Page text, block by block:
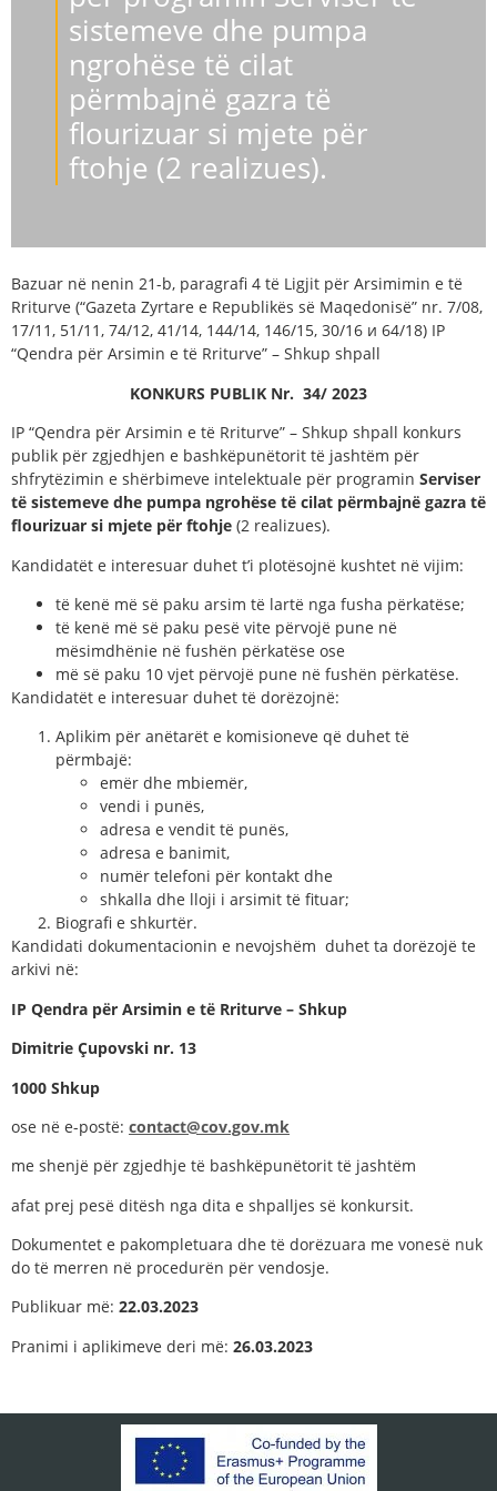
sistemeve dhe pumpa
ngrohëse të cilat
përmbajnë gazra të
flourizuar si mjete për
ftohje (2 realizues).
Bazuar në nenin 21-b, paragrafi 4 të Ligjit për Arsimimin e të
Rriturve (“Gazeta Zyrtare e Republikës së Maqedonisë” nr. 7/08,
17/11, 51/11, 74/12, 41/14, 144/14, 146/15, 30/16 и 64/18) IP
“Qendra për Arsimin e të Rriturve” – Shkup shpall
KONKURS PUBLIK Nr. 34/ 2023
IP “Qendra për Arsimin e të Rriturve” – Shkup shpall konkurs
publik për zgjedhjen e bashkëpunëtorit të jashtëm për
shfrytëzimin e shërbimeve intelektuale për programin Serviser
të sistemeve dhe pumpa ngrohëse të cilat përmbajnë gazra të
flourizuar si mjete për ftohje (2 realizues).
Kandidatët e interesuar duhet t’i plotësojnë kushtet në vijim:
të kenë më së paku arsim të lartë nga fusha përkatëse;
të kenë më së paku pesë vite përvojë pune në
mësimdhënie në fushën përkatëse ose
më së paku 10 vjet përvojë pune në fushën përkatëse.
Kandidatët e interesuar duhet të dorëzojnë:
Aplikim për anëtarët e komisioneve që duhet të
përmbajë:
emër dhe mbiemër,
vendi i punës,
adresa e vendit të punës,
adresa e banimit,
numër telefoni për kontakt dhe
shkalla dhe lloji i arsimit të fituar;
Biografi e shkurtër.
Kandidati dokumentacionin e nevojshëm duhet ta dorëzojë te
arkivi në:
IP Qendra për Arsimin e të Rriturve – Shkup
Dimitrie Çupovski nr. 13
1000 Shkup
ose në e-postë: contact@cov.gov.mk
me shenjë për zgjedhje të bashkëpunëtorit të jashtëm
afat prej pesë ditësh nga dita e shpalljes së konkursit.
Dokumentet e pakompletuara dhe të dorëzuara me vonesë nuk
do të merren në procedurën për vendosje.
Publikuar më: 22.03.2023
Pranimi i aplikimeve deri më: 26.03.2023